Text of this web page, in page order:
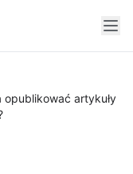
opublikować artykuły